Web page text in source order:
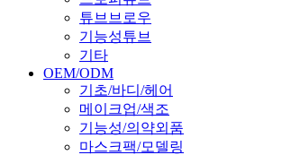
튜브브로우
기능성튜브
기타
OEM/ODM
기초/바디/헤어
메이크업/색조
기능성/의약외품
마스크팩/모델링